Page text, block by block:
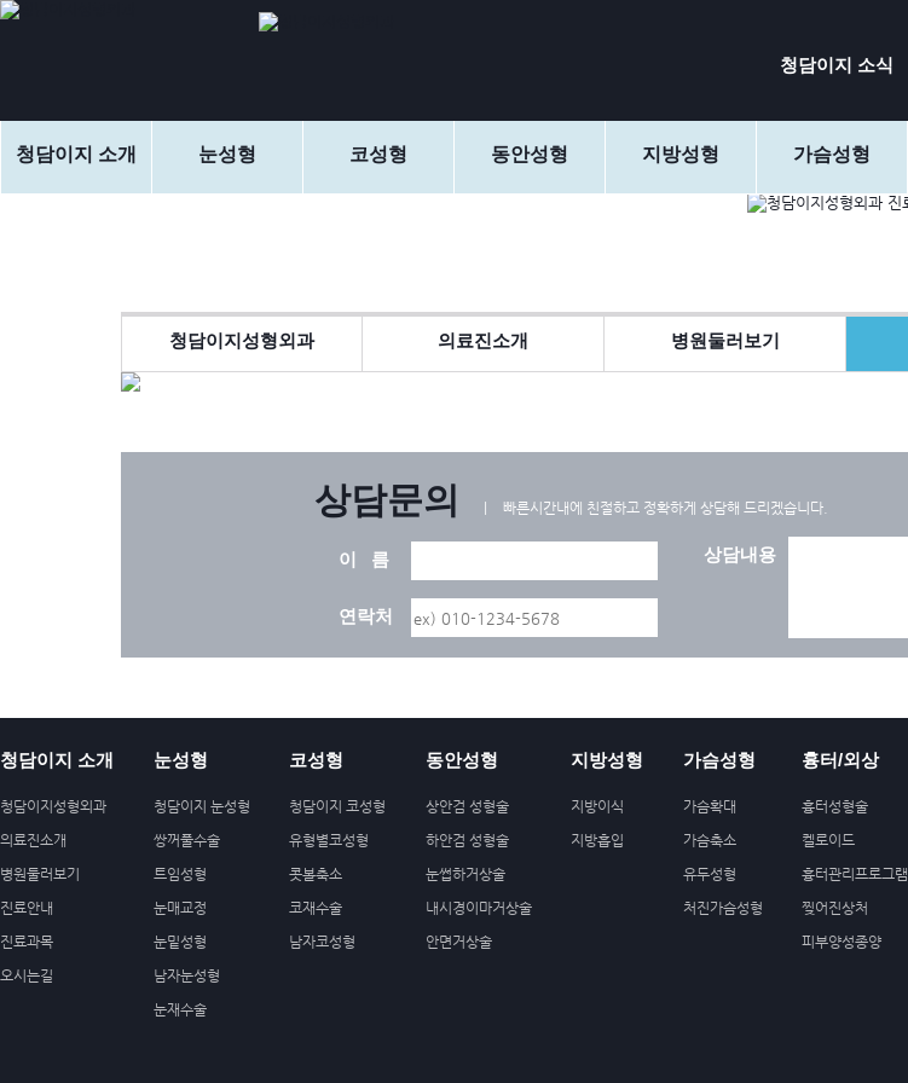
청담이지 소식
청담이지 소개 눈성형 코성형 동안성형 지방성형 가슴성형
청담이지성형외과 의료진소개 병원둘러보기
상담문의 ㅣ 빠른시간내에 친절하고 정확하게 상담해 드리겠습니다.
이 름
연락처
상담내용
청담이지 소개
청담이지성형외과
의료진소개
병원둘러보기
진료안내
진료과목
오시는길
눈성형
청담이지 눈성형
쌍꺼풀수술
트임성형
눈매교정
눈밑성형
남자눈성형
눈재수술
코성형
청담이지 코성형
유형별코성형
콧볼축소
코재수술
남자코성형
동안성형
상안검 성형술
하안검 성형술
눈썹하거상술
내시경이마거상술
안면거상술
지방성형
지방이식
지방흡입
가슴성형
가슴확대
가슴축소
유두성형
처진가슴성형
흉터/외상
흉터성형술
켈로이드
흉터관리프로그램
찢어진상처
피부양성종양